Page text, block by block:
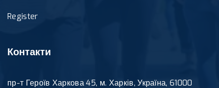
Register
Контакти
пр-т Героїв Харкова 45, м. Харків, Україна, 61000